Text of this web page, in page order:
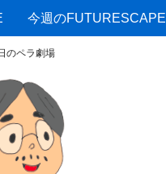
今週のFUTURESCAPE
のペラ劇場